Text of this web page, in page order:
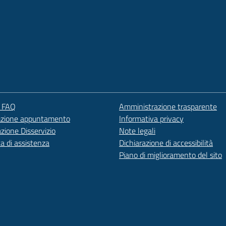
appuntamento
Disservizio
di assistenza
Amministrazione trasparente
Informativa privacy
Note legali
Dichiarazione di accessibilità
Piano di miglioramento del sito